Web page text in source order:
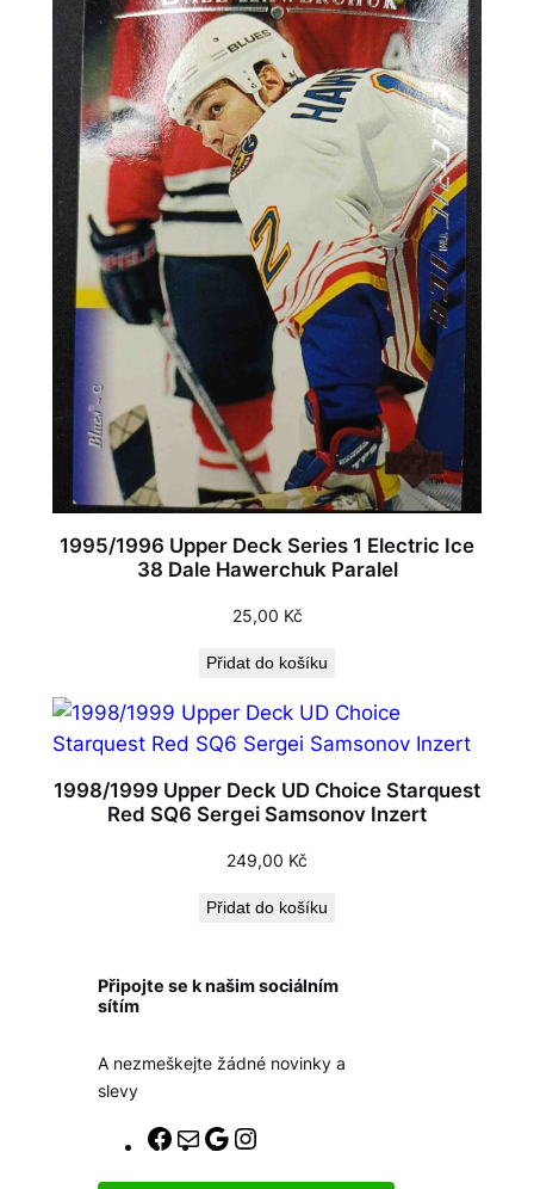
1995/1996 Upper Deck Series 1 Electric Ice
38 Dale Hawerchuk Paralel
25,00 Kč
Přidat do košíku
1998/1999 Upper Deck UD Choice Starquest
Red SQ6 Sergei Samsonov Inzert
249,00 Kč
Přidat do košíku
Připojte se k našim sociálním
sítím
A nezmeškejte žádné novinky a
slevy
F
E
G